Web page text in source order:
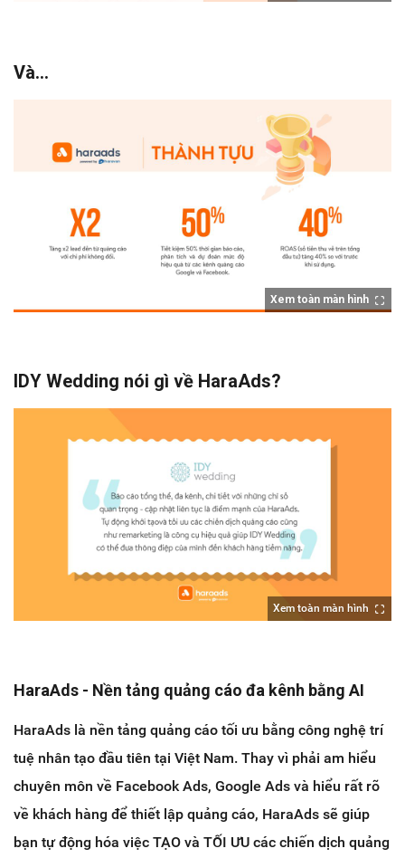
Và...
Xem toàn màn hình
IDY Wedding nói gì về HaraAds?
Xem toàn màn hình
HaraAds - Nền tảng quảng cáo đa kênh bằng AI
HaraAds là nền tảng quảng cáo tối ưu bằng công nghệ trí
tuệ nhân tạo đầu tiên tại Việt Nam. Thay vì phải am hiểu
chuyên môn về Facebook Ads, Google Ads và hiểu rất rõ
về khách hàng để thiết lập quảng cáo, HaraAds sẽ giúp
bạn tự động hóa việc TẠO và TỐI ƯU các chiến dịch quảng